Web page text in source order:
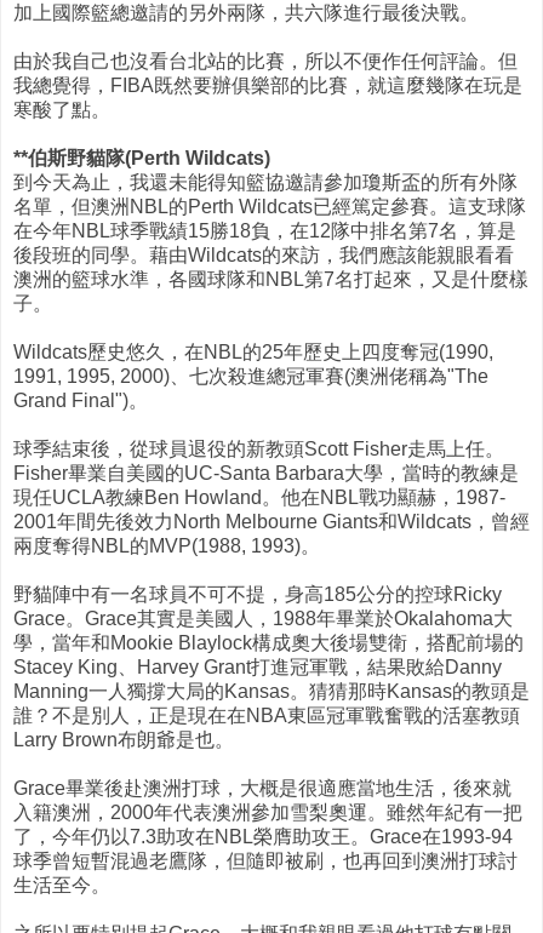
加上國際籃總邀請的另外兩隊，共六隊進行最後決戰。
由於我自己也沒看台北站的比賽，所以不便作任何評論。但
我總覺得，FIBA既然要辦俱樂部的比賽，就這麼幾隊在玩是
寒酸了點。
**伯斯野貓隊(Perth Wildcats)
到今天為止，我還未能得知籃協邀請參加瓊斯盃的所有外隊
名單，但澳洲NBL的Perth Wildcats已經篤定參賽。這支球隊
在今年NBL球季戰績15勝18負，在12隊中排名第7名，算是
後段班的同學。藉由Wildcats的來訪，我們應該能親眼看看
澳洲的籃球水準，各國球隊和NBL第7名打起來，又是什麼樣
子。
Wildcats歷史悠久，在NBL的25年歷史上四度奪冠(1990,
1991, 1995, 2000)、七次殺進總冠軍賽(澳洲佬稱為"The
Grand Final")。
球季結束後，從球員退役的新教頭Scott Fisher走馬上任。
Fisher畢業自美國的UC-Santa Barbara大學，當時的教練是
現任UCLA教練Ben Howland。他在NBL戰功顯赫，1987-
2001年間先後效力North Melbourne Giants和Wildcats，曾經
兩度奪得NBL的MVP(1988, 1993)。
野貓陣中有一名球員不可不提，身高185公分的控球Ricky
Grace。Grace其實是美國人，1988年畢業於Okalahoma大
學，當年和Mookie Blaylock構成奧大後場雙衛，搭配前場的
Stacey King、Harvey Grant打進冠軍戰，結果敗給Danny
Manning一人獨撐大局的Kansas。猜猜那時Kansas的教頭是
誰？不是別人，正是現在在NBA東區冠軍戰奮戰的活塞教頭
Larry Brown布朗爺是也。
Grace畢業後赴澳洲打球，大概是很適應當地生活，後來就
入籍澳洲，2000年代表澳洲參加雪梨奧運。雖然年紀有一把
了，今年仍以7.3助攻在NBL榮膺助攻王。Grace在1993-94
球季曾短暫混過老鷹隊，但隨即被刷，也再回到澳洲打球討
生活至今。